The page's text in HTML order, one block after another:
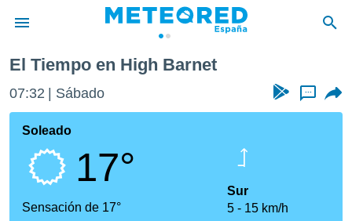
de
por
que se
calidad.
a este
las
El Tiempo en High Barnet
07:32 Sábado ...
Soleado
17°
Sensación de 17°
Sur
5
15 km/h